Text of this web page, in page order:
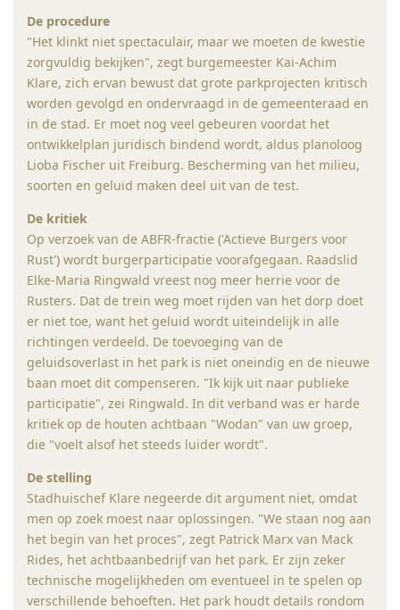
De procedure
"Het klinkt niet spectaculair, maar we moeten de kwestie
zorgvuldig bekijken", zegt burgemeester Kai-Achim
Klare, zich ervan bewust dat grote parkprojecten kritisch
worden gevolgd en ondervraagd in de gemeenteraad en
in de stad. Er moet nog veel gebeuren voordat het
ontwikkelplan juridisch bindend wordt, aldus planoloog
Lioba Fischer uit Freiburg. Bescherming van het milieu,
soorten en geluid maken deel uit van de test.
De kritiek
Op verzoek van de ABFR-fractie ('Actieve Burgers voor
Rust') wordt burgerparticipatie voorafgegaan. Raadslid
Elke-Maria Ringwald vreest nog meer herrie voor de
Rusters. Dat de trein weg moet rijden van het dorp doet
er niet toe, want het geluid wordt uiteindelijk in alle
richtingen verdeeld. De toevoeging van de
geluidsoverlast in het park is niet oneindig en de nieuwe
baan moet dit compenseren. "Ik kijk uit naar publieke
participatie", zei Ringwald. In dit verband was er harde
kritiek op de houten achtbaan "Wodan" van uw groep,
die "voelt alsof het steeds luider wordt".
De stelling
Stadhuischef Klare negeerde dit argument niet, omdat
men op zoek moest naar oplossingen. "We staan ​​nog aan
het begin van het proces", zegt Patrick Marx van Mack
Rides, het achtbaanbedrijf van het park. Er zijn zeker
technische mogelijkheden om eventueel in te spelen op
verschillende behoeften. Het park houdt details rondom